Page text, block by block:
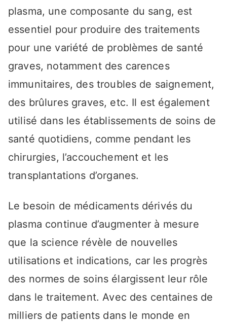
plasma, une composante du sang, est
essentiel pour produire des traitements
pour une variété de problèmes de santé
graves, notamment des carences
immunitaires, des troubles de saignement,
des brûlures graves, etc. Il est également
utilisé dans les établissements de soins de
santé quotidiens, comme pendant les
chirurgies, l’accouchement et les
transplantations d’organes.
Le besoin de médicaments dérivés du
plasma continue d’augmenter à mesure
que la science révèle de nouvelles
utilisations et indications, car les progrès
des normes de soins élargissent leur rôle
dans le traitement. Avec des centaines de
milliers de patients dans le monde en